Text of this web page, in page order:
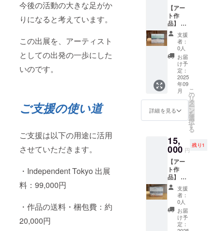
今後の活動の大きな足がか
りになると考えています。
この出展を、アーティスト
としての出発の一歩にした
いのです。
ご支援の使い道
ご支援は以下の用途に活用
させていただきます。
・Independent Tokyo 出展
料：99,000円
・作品の送料・梱包費：約
20,000円
色味が
若干異
なる場
合がご
ざいま
す。あ
らかじ
めご了
承くだ
さい。
イズ：
約W255
㎜×約
H105
㎜ ・
ご住所
等お送
り先を
お知ら
せくだ
さい ・
お使い
のモニ
ター環
品と画
面上の
色味が
若干異
なる場
合がご
ざいま
す。あ
らかじ
めご了
承くだ
さい。
【アー
ト作
品】 ・
お礼
メッ
セージ
付き ・
作品1点
もの ・
作品A-
①【う
つろ
い、う
つろ
う】 ・
アクリ
クスト
メディ
ア ・サ
イズ：
W210㎜
×H170
㎜ ・
ご住所
等お送
り先を
お知ら
せくだ
支援
者：
0人
お届
け予
定：
2025
年09
月
詳細を見る
こ
の
リ
タ
ー
ン
を
選
択
す
る
15,
000 円
残り1
【アー
ト作
品】 ・
お礼
メッ
セージ
付き ・
作品1点
もの ・
支援
者：
0人
お届
け予
定：